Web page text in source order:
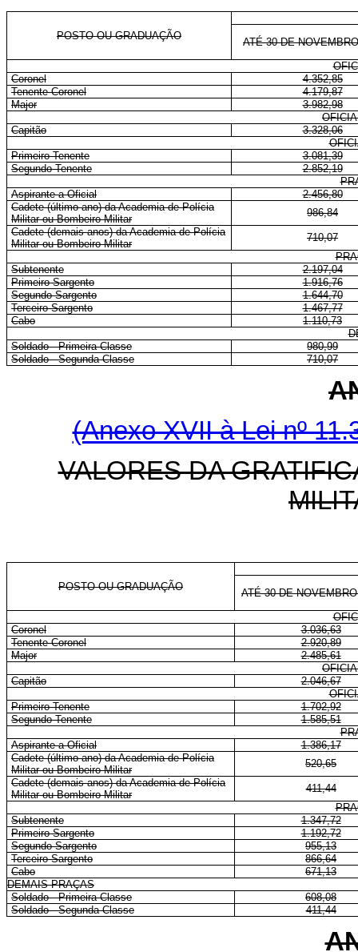
POSTO OU GRADUAÇÃO
ATÉ 30 DE
Coronel
4.352,85
Tenente-Coronel
4.179,87
Major
3.982,98
Capitão
3.328,06
Primeiro-Tenente
3.081,39
Segundo-Tenente
2.852,19
Aspirante a Oficial
2.456,80
Cadete (último ano) da Academia de Polícia
Militar ou Bombeiro Militar
986,84
Cadete (demais anos) da Academia de Polícia
Militar ou Bombeiro Militar
710,07
Subtenente
2.197,04
Primeiro-Sargento
1.916,76
Segundo-Sargento
1.644,70
Terceiro-Sargento
1.467,77
Cabo
1.110,73
Soldado - Primeira Classe
980,99
Soldado - Segunda Classe
710,07
(Anexo XVII à Lei nº
VALORES DA
POSTO OU GRADUAÇÃO
ATÉ 30 DE
Coronel
3.036,63
Tenente-Coronel
2.920,89
Major
2.485,61
Capitão
2.046,67
Primeiro-Tenente
1.702,92
Segundo-Tenente
1.585,51
Aspirante a Oficial
1.386,17
Cadete (último ano) da Academia de Polícia
Militar ou Bombeiro Militar
520,65
Cadete (demais anos) da Academia de Polícia
Militar ou Bombeiro Militar
411,44
Subtenente
1.347,72
Primeiro-Sargento
1.192,72
Segundo-Sargento
955,13
Terceiro-Sargento
866,64
Cabo
671,13
DEMAIS PRAÇAS
Soldado - Primeira Classe
608,08
Soldado - Segunda Classe
411,44